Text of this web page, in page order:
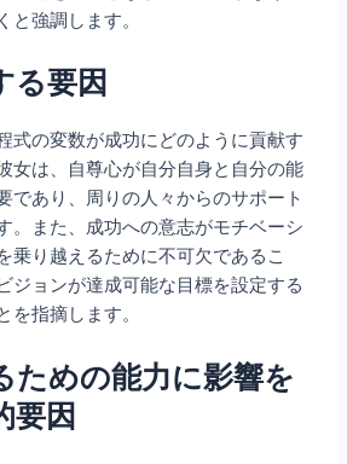
と強調します。
る要因
式の変数が成功にどのように貢献す
女は、自尊心が自分自身と自分の能
であり、周りの人々からのサポート
。また、成功への意志がモチベーシ
乗り越えるために不可欠であるこ
ジョンが達成可能な目標を設定する
を指摘します。
ための能力に影響を
要因